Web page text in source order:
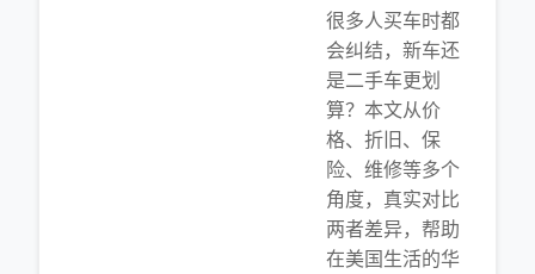
很多人买车时都
会纠结，新车还
是二手车更划
算？本文从价
格、折旧、保
险、维修等多个
角度，真实对比
两者差异，帮助
在美国生活的华